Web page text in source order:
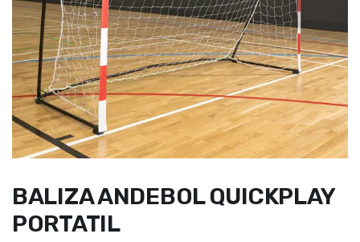
BALIZA ANDEBOL QUICKPLAY
PORTATIL